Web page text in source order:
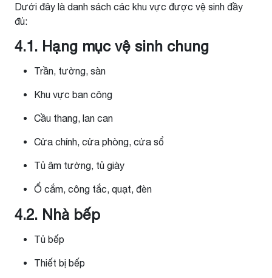
Dưới đây là danh sách các khu vực được vệ sinh đầy
đủ:
4.1. Hạng mục vệ sinh chung
Trần, tường, sàn
Khu vực ban công
Cầu thang, lan can
Cửa chính, cửa phòng, cửa sổ
Tủ âm tường, tủ giày
Ổ cắm, công tắc, quạt, đèn
4.2. Nhà bếp
Tủ bếp
Thiết bị bếp